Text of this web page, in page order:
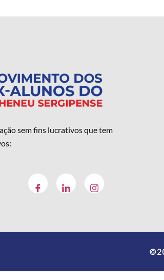
sem fins lucrativos que tem